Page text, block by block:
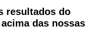
resultados do
das nossas